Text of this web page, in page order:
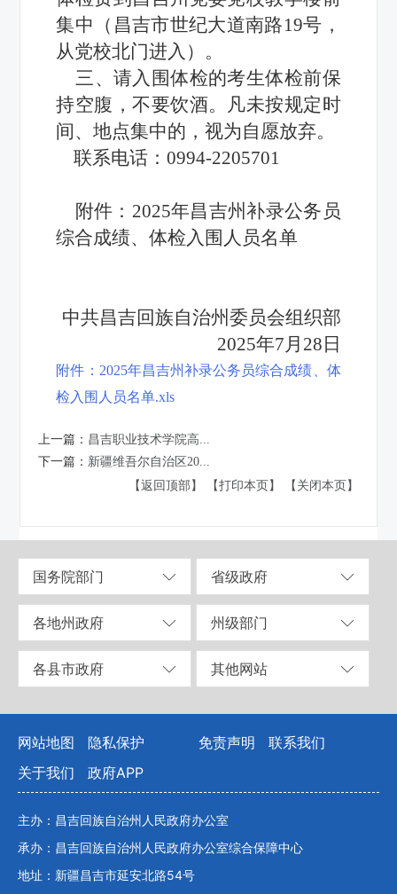
集中（昌吉市世纪大道南路19号，
从党校北门进入）。
三、请入围体检的考生体检前保
持空腹，不要饮酒。凡未按规定时
间、地点集中的，视为自愿放弃。
联系电话：0994-2205701
附件：2025年昌吉州补录公务员
综合成绩、体检入围人员名单
中共昌吉回族自治州委员会组织部
2025年7月28日
附件：2025年昌吉州补录公务员综合成绩、体
检入围人员名单.xls
上一篇： 昌吉职业技术学院高...
下一篇： 新疆维吾尔自治区20...
【返回顶部】
【打印本页】 【关闭本页】
国务院部门 省级政府
各地州政府 州级部门
各县市政府 其他网站
网站地图 隐私保护 免责声明
联系我们
关于我们
政府APP
主办：昌吉回族自治州人民政府办公室
承办：昌吉回族自治州人民政府办公室综合保障中心
地址：新疆昌吉市延安北路54号